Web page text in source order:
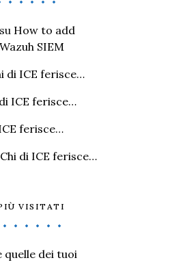
su How to add
SIEM
di ICE ferisce…
ICE ferisce…
ferisce…
Chi di ICE ferisce…
VISITATI
quelle dei tuoi